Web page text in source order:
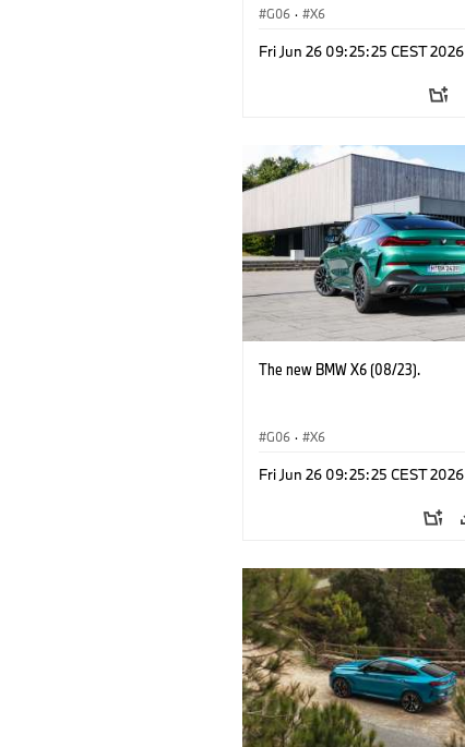
G06 · X6
Fri Jun 26 09:25:25 CEST 2026
The new BMW X6 (08/23).
G06 · X6
Fri Jun 26 09:25:25 CEST 2026